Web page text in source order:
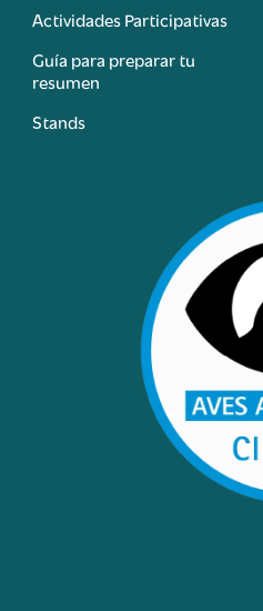
Actividades Participativas
Guía para preparar tu
resumen
Stands